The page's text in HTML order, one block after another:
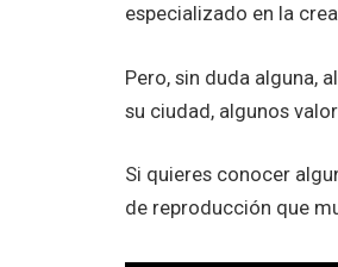
especializado en la
Pero, sin duda alguna,
su ciudad, algunos
Si quieres conocer
de reproducción que